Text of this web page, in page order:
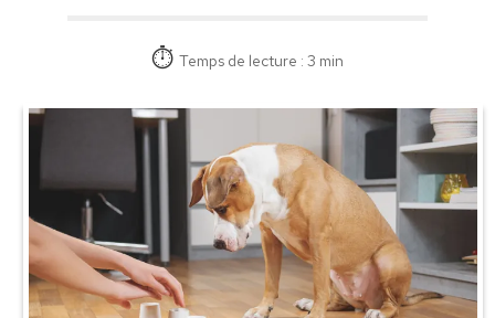
Temps de lecture : 3 min